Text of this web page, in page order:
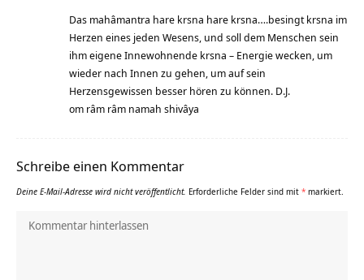
Das mahâmantra hare krsna hare krsna….besingt krsna im
Herzen eines jeden Wesens, und soll dem Menschen sein
ihm eigene Innewohnende krsna – Energie wecken, um
wieder nach Innen zu gehen, um auf sein
Herzensgewissen besser hören zu können. D.J.
om râm râm namah shivâya
Schreibe einen Kommentar
Deine E-Mail-Adresse wird nicht veröffentlicht. Erforderliche Felder sind mit * markiert.